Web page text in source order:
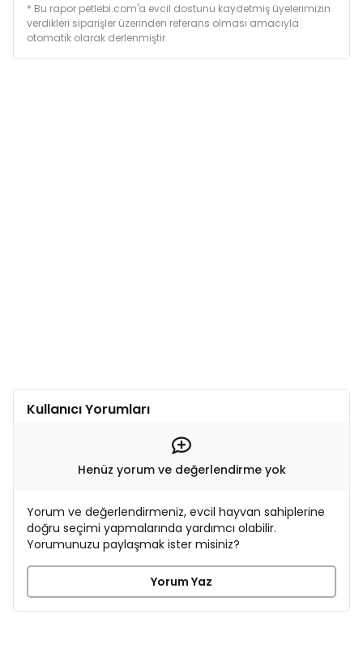
* Bu rapor petlebi.com'a evcil dostunu kaydetmiş üyelerimizin
verdikleri siparişler üzerinden referans olması amacıyla
otomatik olarak derlenmiştir.
Kullanıcı Yorumları
Henüz yorum ve değerlendirme yok
Yorum ve değerlendirmeniz, evcil hayvan sahiplerine
doğru seçimi yapmalarında yardımcı olabilir.
Yorumunuzu paylaşmak ister misiniz?
Yorum Yaz